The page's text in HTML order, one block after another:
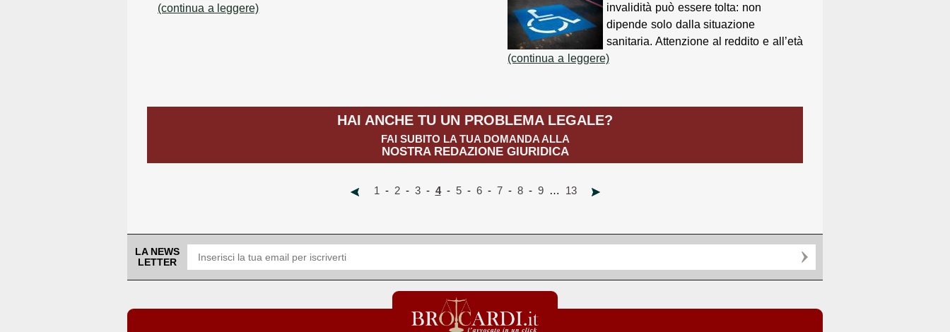
(continua a leggere)
invalidità può essere tolta: non
dipende solo dalla situazione
sanitaria. Attenzione al reddito e all’età
(continua a leggere)
HAI ANCHE TU UN PROBLEMA LEGALE?
FAI SUBITO LA TUA DOMANDA ALLA
NOSTRA REDAZIONE GIURIDICA
1 - 2 - 3 - 4 - 5 - 6 - 7 - 8 - 9 … 13
LA NEWS
LETTER